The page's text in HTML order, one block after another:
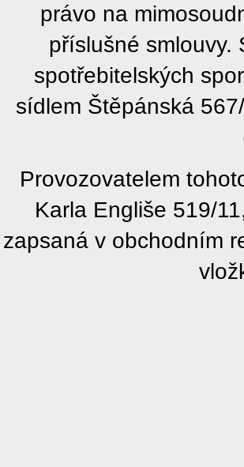
právo na
příslušné smlouvy.
spotřebitelských
sídlem Štěpánská
Provozovatelem
Karla Engliše 519/
zapsaná v obchodním